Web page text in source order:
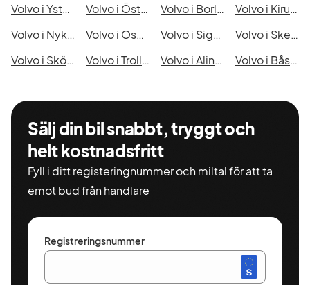
Volvo i Ystad
Volvo i Östersund Volvo i Borlänge
Volvo i Kiruna
Volvo i Nyköping
Volvo i Oskarshamn Volvo i Sigtuna
Volvo i Skellefteå
Volvo i Skövde
Volvo i Trollhättan Volvo i Alingsås Volvo i Båstad
Sälj din bil snabbt, tryggt och
helt kostnadsfritt
Fyll i ditt registeringnummer och miltal för att ta
emot bud från handlare
Registreringsnummer